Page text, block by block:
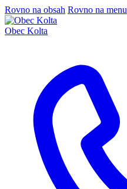
Rovno na obsah Rovno na menu
Obec Kolta